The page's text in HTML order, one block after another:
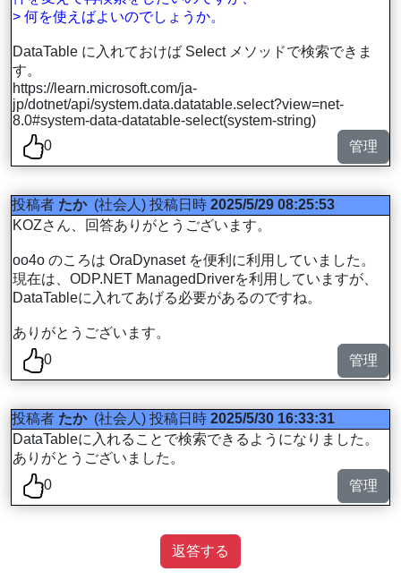
> 何を使えばよいのでしょうか。
DataTable に入れておけば Select メソッドで検索できま
す。
https://learn.microsoft.com/ja-
jp/dotnet/api/system.data.datatable.select?view=net-
8.0#system-data-datatable-select(system-string)
0
管理
投稿者 たか(社会人) 投稿日時 2025/5/29 08:25:53
KOZさん、回答ありがとうございます。
oo4o のころは OraDynaset を便利に利用していました。
現在は、ODP.NET ManagedDriverを利用していますが、
DataTableに入れてあげる必要があるのですね。
ありがとうございます。
0
管理
投稿者 たか(社会人) 投稿日時 2025/5/30 16:33:31
DataTableに入れることで検索できるようになりました。
ありがとうございました。
0
管理
返答する